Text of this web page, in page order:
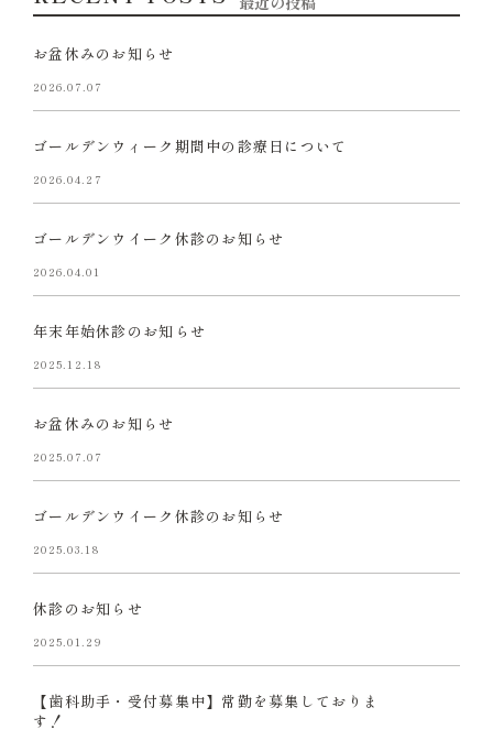
お盆休みのお知らせ
2026.07.07
ゴールデンウィーク期間中の診療日について
2026.04.27
ゴールデンウイーク休診のお知らせ
2026.04.01
年末年始休診のお知らせ
2025.12.18
お盆休みのお知らせ
2025.07.07
ゴールデンウイーク休診のお知らせ
2025.03.18
休診のお知らせ
2025.01.29
【歯科助手・受付募集中】常勤を募集しておりま
す！